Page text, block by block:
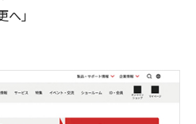
」